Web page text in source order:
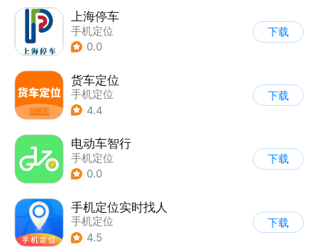
上海停车
手机定位
0.0
下载
货车定位
手机定位
4.4
下载
电动车智行
手机定位
0.0
下载
手机定位实时找人
手机定位
4.5
下载